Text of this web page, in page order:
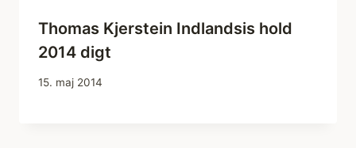
Thomas Kjerstein Indlandsis hold
2014 digt
15. maj 2014